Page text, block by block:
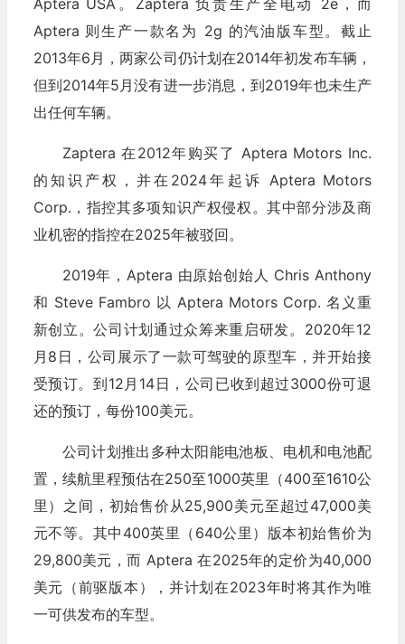
Aptera 则生产一款名为 2g 的汽油版车型。截止
2013年6月，两家公司仍计划在2014年初发布车辆，
但到2014年5月没有进一步消息，到2019年也未生产
出任何车辆。
Zaptera 在2012年购买了 Aptera Motors Inc.
的知识产权，并在2024年起诉 Aptera Motors
Corp.，指控其多项知识产权侵权。其中部分涉及商
业机密的指控在2025年被驳回。
2019年，Aptera 由原始创始人 Chris Anthony
和 Steve Fambro 以 Aptera Motors Corp. 名义重
新创立。公司计划通过众筹来重启研发。2020年12
月8日，公司展示了一款可驾驶的原型车，并开始接
受预订。到12月14日，公司已收到超过3000份可退
还的预订，每份100美元。
公司计划推出多种太阳能电池板、电机和电池配
置，续航里程预估在250至1000英里（400至1610公
里）之间，初始售价从25,900美元至超过47,000美
元不等。其中400英里（640公里）版本初始售价为
29,800美元，而 Aptera 在2025年的定价为40,000
美元（前驱版本），并计划在2023年时将其作为唯
一可供发布的车型。